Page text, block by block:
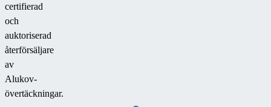
certifierad
och
auktoriserad
återförsäljare
av
Alukov-
övertäckningar.